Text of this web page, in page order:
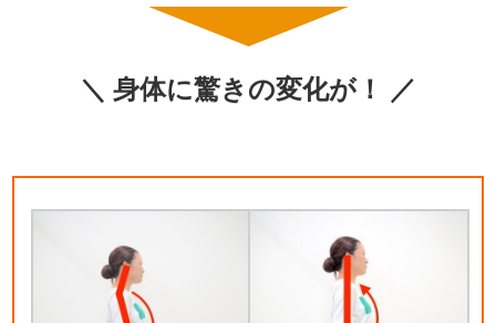
＼ 身体に驚きの変化が！ ／